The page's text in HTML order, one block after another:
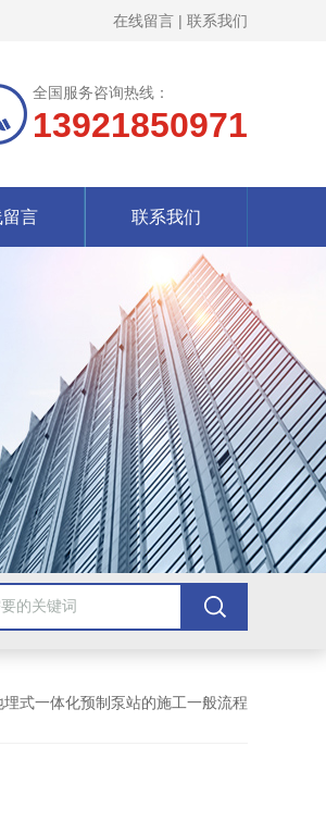
在线留言 | 联系我们
全国服务咨询热线：
13921850971
言 联系我们
埋式一体化预制泵站的施工一般流程